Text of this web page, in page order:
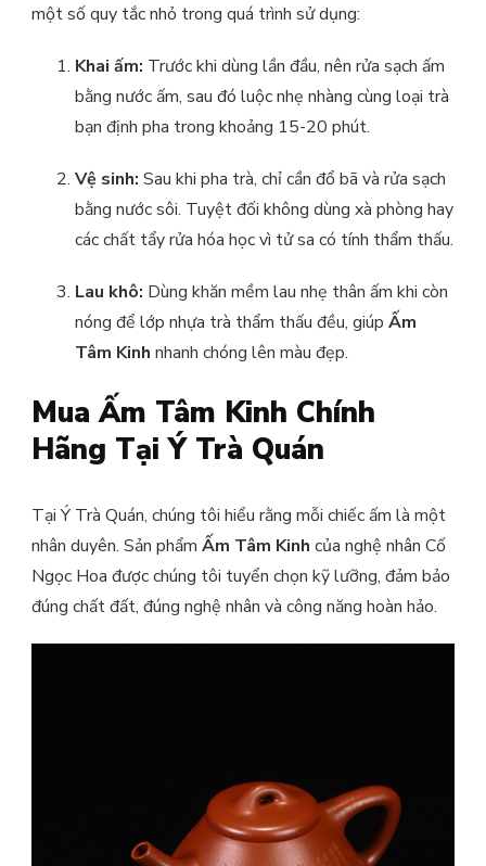
một số quy tắc nhỏ trong quá trình sử dụng:
Khai ấm: Trước khi dùng lần đầu, nên rửa sạch ấm
bằng nước ấm, sau đó luộc nhẹ nhàng cùng loại trà
bạn định pha trong khoảng 15-20 phút.
Vệ sinh: Sau khi pha trà, chỉ cần đổ bã và rửa sạch
bằng nước sôi. Tuyệt đối không dùng xà phòng hay
các chất tẩy rửa hóa học vì tử sa có tính thẩm thấu.
Lau khô: Dùng khăn mềm lau nhẹ thân ấm khi còn
nóng để lớp nhựa trà thẩm thấu đều, giúp Ấm
Tâm Kinh nhanh chóng lên màu đẹp.
Mua Ấm Tâm Kinh Chính
Hãng Tại Ý Trà Quán
Tại Ý Trà Quán, chúng tôi hiểu rằng mỗi chiếc ấm là một
nhân duyên. Sản phẩm Ấm Tâm Kinh của nghệ nhân Cố
Ngọc Hoa được chúng tôi tuyển chọn kỹ lưỡng, đảm bảo
đúng chất đất, đúng nghệ nhân và công năng hoàn hảo.